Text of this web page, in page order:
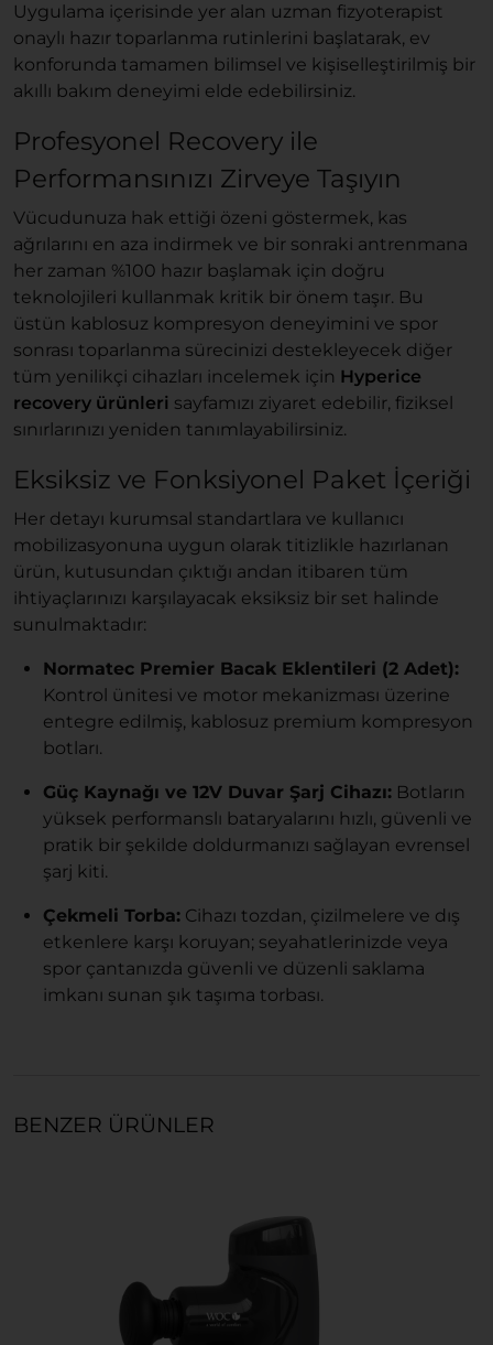
Uygulama içerisinde yer alan uzman fizyoterapist
onaylı hazır toparlanma rutinlerini başlatarak, ev
konforunda tamamen bilimsel ve kişiselleştirilmiş bir
akıllı bakım deneyimi elde edebilirsiniz.
Profesyonel Recovery ile
Performansınızı Zirveye Taşıyın
Vücudunuza hak ettiği özeni göstermek, kas
ağrılarını en aza indirmek ve bir sonraki antrenmana
her zaman %100 hazır başlamak için doğru
teknolojileri kullanmak kritik bir önem taşır. Bu
üstün kablosuz kompresyon deneyimini ve spor
sonrası toparlanma sürecinizi destekleyecek diğer
tüm yenilikçi cihazları incelemek için Hyperice
recovery ürünleri sayfamızı ziyaret edebilir, fiziksel
sınırlarınızı yeniden tanımlayabilirsiniz.
Eksiksiz ve Fonksiyonel Paket İçeriği
Her detayı kurumsal standartlara ve kullanıcı
mobilizasyonuna uygun olarak titizlikle hazırlanan
ürün, kutusundan çıktığı andan itibaren tüm
ihtiyaçlarınızı karşılayacak eksiksiz bir set halinde
sunulmaktadır:
Normatec Premier Bacak Eklentileri (2 Adet):
Kontrol ünitesi ve motor mekanizması üzerine
entegre edilmiş, kablosuz premium kompresyon
botları.
Güç Kaynağı ve 12V Duvar Şarj Cihazı: Botların
yüksek performanslı bataryalarını hızlı, güvenli ve
pratik bir şekilde doldurmanızı sağlayan evrensel
şarj kiti.
Çekmeli Torba: Cihazı tozdan, çizilmelere ve dış
etkenlere karşı koruyan; seyahatlerinizde veya
spor çantanızda güvenli ve düzenli saklama
imkanı sunan şık taşıma torbası.
BENZER ÜRÜNLER